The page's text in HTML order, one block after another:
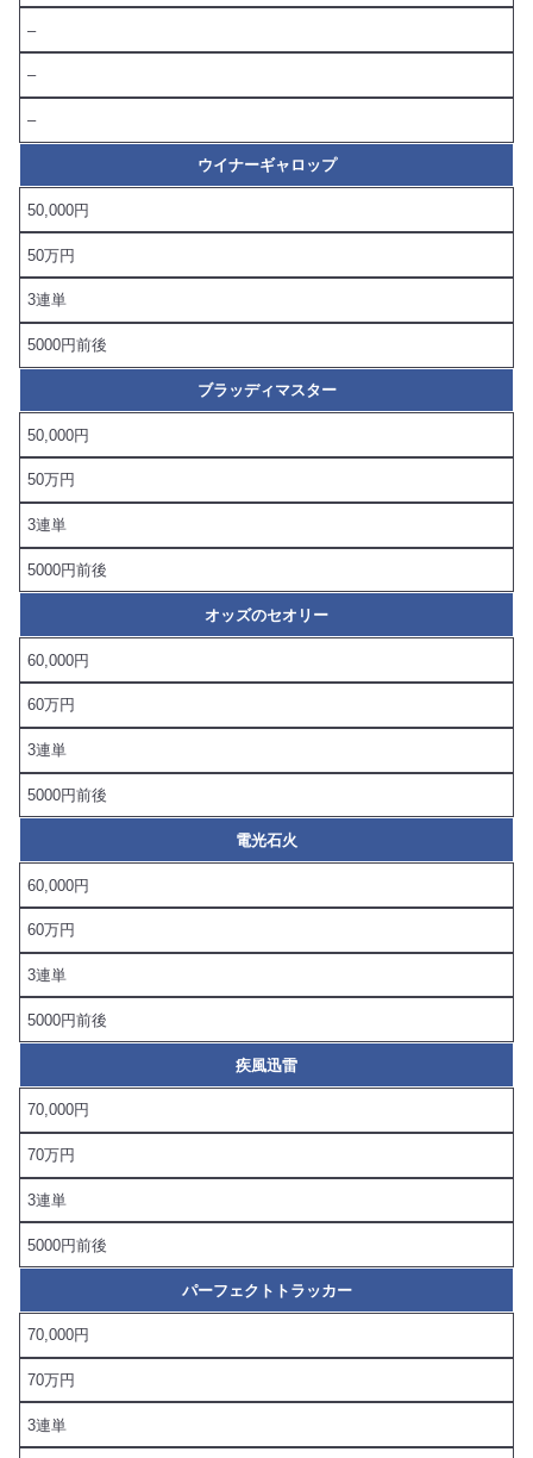
–
–
–
ウイナーギャロップ
50,000円
50万円
3連単
5000円前後
ブラッディマスター
50,000円
50万円
3連単
5000円前後
オッズのセオリー
60,000円
60万円
3連単
5000円前後
電光石火
60,000円
60万円
3連単
5000円前後
疾風迅雷
70,000円
70万円
3連単
5000円前後
パーフェクトトラッカー
70,000円
70万円
3連単